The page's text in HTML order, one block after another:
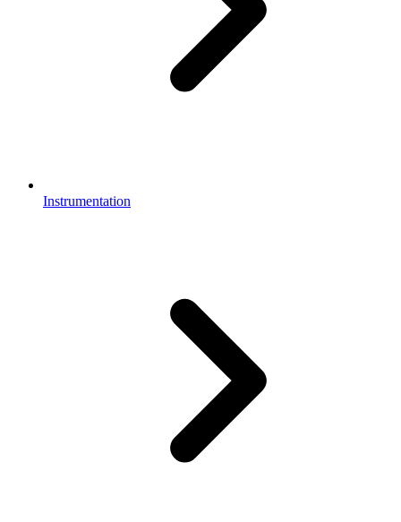
Instrumentation